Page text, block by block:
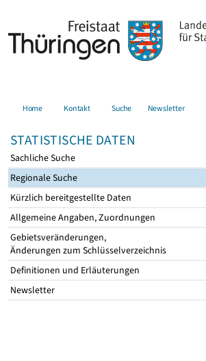
Home Kontakt Suche Newsletter
STATISTISCHE DATEN
Sachliche Suche
Regionale Suche
Kürzlich bereitgestellte Daten
Allgemeine Angaben, Zuordnungen
Gebietsveränderungen,
Änderungen zum Schlüsselverzeichnis
Definitionen und Erläuterungen
Newsletter